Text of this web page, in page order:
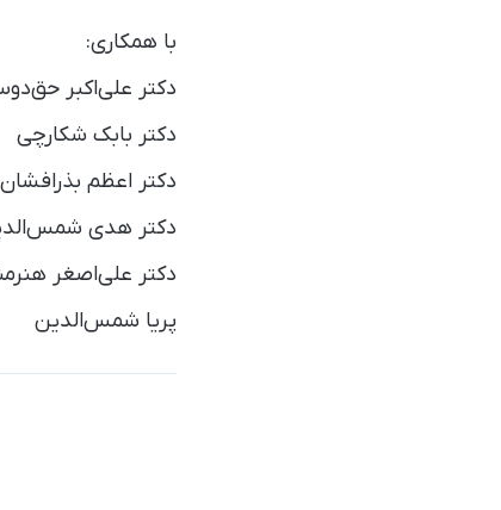
با همکاری:
دکتر علی‌اکبر
دکتر بابک شکارچی
دکتر اعظم بذرافشان
دکتر هدی
دکتر علی‌اصغر
پریا شمس‌الدین